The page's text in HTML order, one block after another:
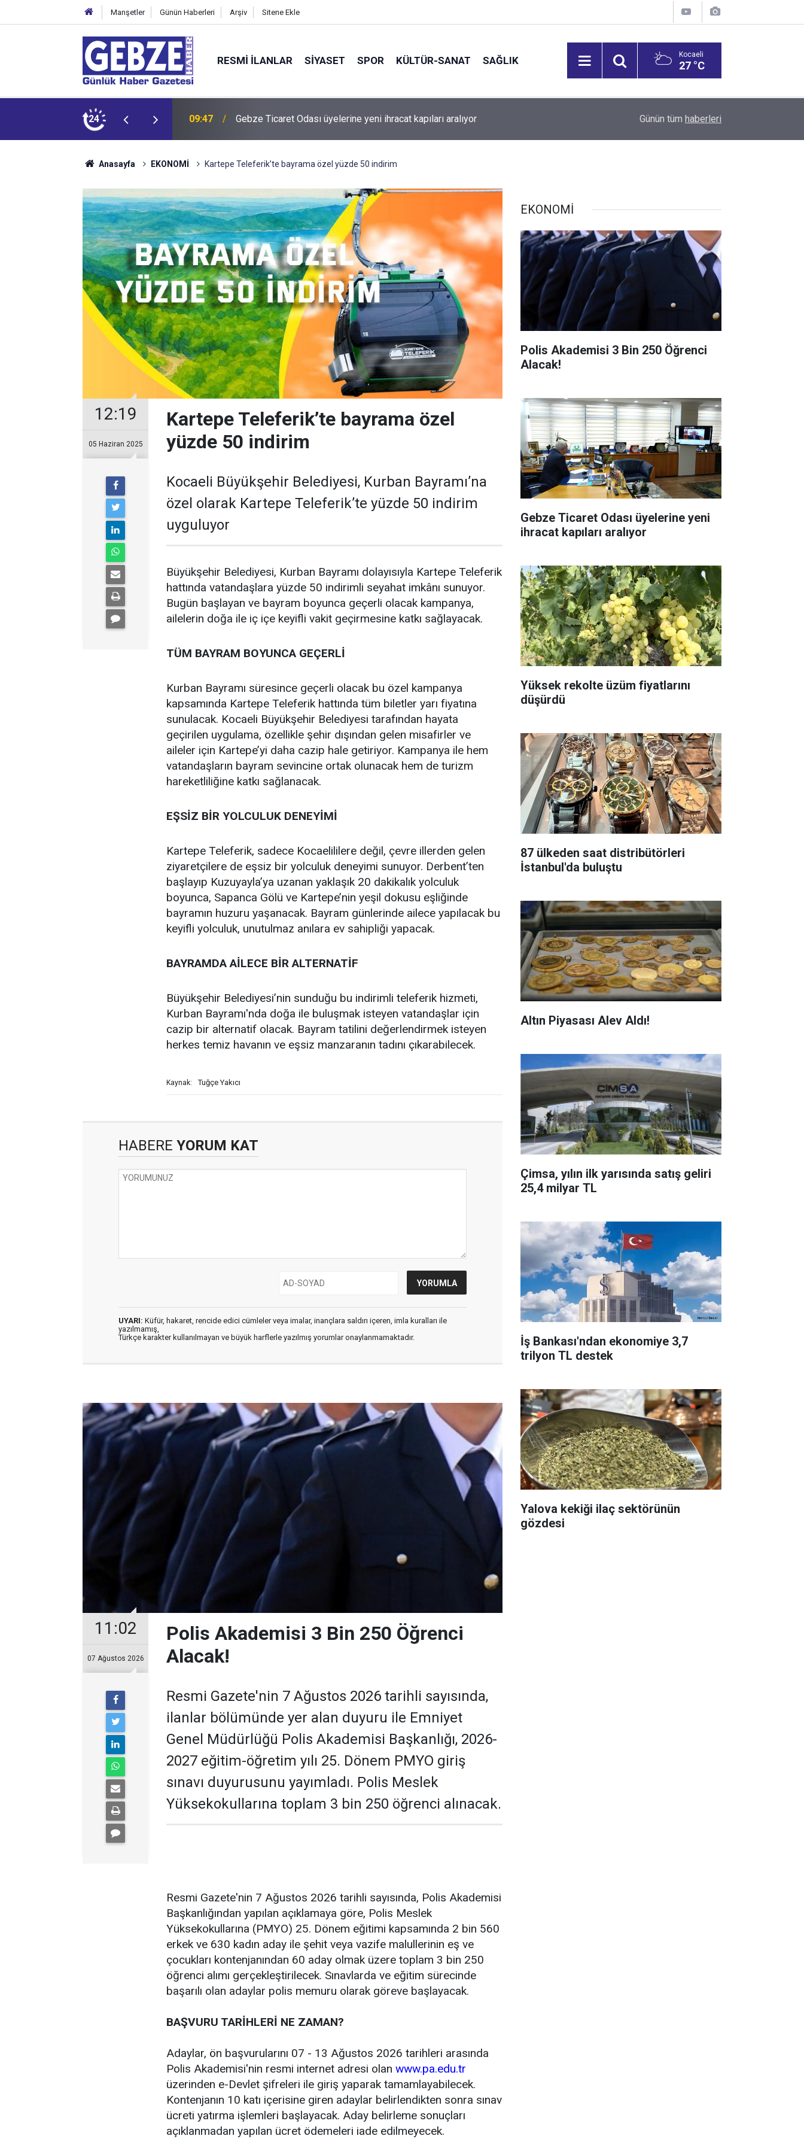
Manşetler Günün Haberleri Arşiv Sitene Ekle
RESMI İLANLAR SİYASET SPOR KÜLTÜR-SANAT SAĞLIK Kocaeli
27 °C
24
ihracat kapıları aralıyor 09:46 KOTKO için dönüşüm süreci başladı FETÖ Firarisi İhraç Albay Gölcük'te Yakalandı! ​
Günün tüm haberleri
Anasayfa EKONOMİ Kartepe Teleferik’te bayrama özel yüzde 50 indirim
12:19
05 Haziran 2025
Kartepe Teleferik’te bayrama özel
yüzde 50 indirim
Kocaeli Büyükşehir Belediyesi, Kurban Bayramı’na
özel olarak Kartepe Teleferik’te yüzde 50 indirim
uyguluyor
Büyükşehir Belediyesi, Kurban Bayramı dolayısıyla Kartepe Teleferik
hattında vatandaşlara yüzde 50 indirimli seyahat imkânı sunuyor.
Bugün başlayan ve bayram boyunca geçerli olacak kampanya,
ailelerin doğa ile iç içe keyifli vakit geçirmesine katkı sağlayacak.
TÜM BAYRAM BOYUNCA GEÇERLİ
Kurban Bayramı süresince geçerli olacak bu özel kampanya
kapsamında Kartepe Teleferik hattında tüm biletler yarı fiyatına
sunulacak. Kocaeli Büyükşehir Belediyesi tarafından hayata
geçirilen uygulama, özellikle şehir dışından gelen misafirler ve
aileler için Kartepe’yi daha cazip hale getiriyor. Kampanya ile hem
vatandaşların bayram sevincine ortak olunacak hem de turizm
hareketliliğine katkı sağlanacak.
EŞSİZ BİR YOLCULUK DENEYİMİ
Kartepe Teleferik, sadece Kocaelililere değil, çevre illerden gelen
ziyaretçilere de eşsiz bir yolculuk deneyimi sunuyor. Derbent’ten
başlayıp Kuzuyayla’ya uzanan yaklaşık 20 dakikalık yolculuk
boyunca, Sapanca Gölü ve Kartepe’nin yeşil dokusu eşliğinde
bayramın huzuru yaşanacak. Bayram günlerinde ailece yapılacak bu
keyifli yolculuk, unutulmaz anılara ev sahipliği yapacak.
BAYRAMDA AİLECE BİR ALTERNATİF
Büyükşehir Belediyesi’nin sunduğu bu indirimli teleferik hizmeti,
Kurban Bayramı'nda doğa ile buluşmak isteyen vatandaşlar için
cazip bir alternatif olacak. Bayram tatilini değerlendirmek isteyen
herkes temiz havanın ve eşsiz manzaranın tadını çıkarabilecek.
Kaynak: Tuğçe Yakıcı
HABERE YORUM KAT
UYARI: Küfür, hakaret, rencide edici cümleler veya imalar, inançlara saldırı içeren, imla kuralları ile
yazılmamış,
Türkçe karakter kullanılmayan ve büyük harflerle yazılmış yorumlar onaylanmamaktadır.
11:02
07 Ağustos 2026
Polis Akademisi 3 Bin 250 Öğrenci
Alacak!
Resmi Gazete'nin 7 Ağustos 2026 tarihli sayısında,
ilanlar bölümünde yer alan duyuru ile Emniyet
Genel Müdürlüğü Polis Akademisi Başkanlığı, 2026-
2027 eğitim-öğretim yılı 25. Dönem PMYO giriş
sınavı duyurusunu yayımladı. Polis Meslek
Yüksekokullarına toplam 3 bin 250 öğrenci alınacak.
Resmi Gazete'nin 7 Ağustos 2026 tarihli sayısında, Polis Akademisi
Başkanlığından yapılan açıklamaya göre, Polis Meslek
Yüksekokullarına (PMYO) 25. Dönem eğitimi kapsamında 2 bin 560
erkek ve 630 kadın aday ile şehit veya vazife malullerinin eş ve
çocukları kontenjanından 60 aday olmak üzere toplam 3 bin 250
öğrenci alımı gerçekleştirilecek. Sınavlarda ve eğitim sürecinde
başarılı olan adaylar polis memuru olarak göreve başlayacak.
BAŞVURU TARİHLERİ NE ZAMAN?
Adaylar, ön başvurularını 07 - 13 Ağustos 2026 tarihleri arasında
Polis Akademisi'nin resmi internet adresi olan www.pa.edu.tr
üzerinden e-Devlet şifreleri ile giriş yaparak tamamlayabilecek.
Kontenjanın 10 katı içerisine giren adaylar belirlendikten sonra sınav
ücreti yatırma işlemleri başlayacak. Aday belirleme sonuçları
açıklanmadan yapılan ücret ödemeleri iade edilmeyecek.
EKONOMİ
Polis Akademisi 3 Bin 250 Öğrenci
Alacak!
Gebze Ticaret Odası üyelerine yeni
ihracat kapıları aralıyor
Yüksek rekolte üzüm fiyatlarını
düşürdü
87 ülkeden saat distribütörleri
İstanbul'da buluştu
Altın Piyasası Alev Aldı!
Çimsa, yılın ilk yarısında satış geliri
25,4 milyar TL
İş Bankası'ndan ekonomiye 3,7
trilyon TL destek
Yalova kekiği ilaç sektörünün
gözdesi